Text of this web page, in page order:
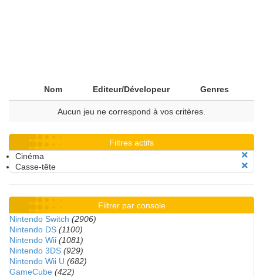
Nom Editeur/Dévelopeur Genres
Aucun jeu ne correspond à vos critères.
Filtres actifs
Cinéma
Casse-tête
Filtrer par console
Nintendo Switch (2906)
Nintendo DS (1100)
Nintendo Wii (1081)
Nintendo 3DS (929)
Nintendo Wii U (682)
GameCube (422)